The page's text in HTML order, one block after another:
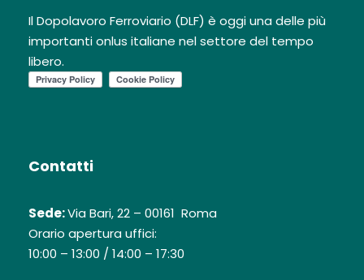
Il Dopolavoro Ferroviario (DLF) è oggi una delle più
importanti onlus italiane nel settore del tempo
libero.
Contatti
Sede:Via Bari, 22 – 00161 Roma
Orario apertura uffici:
10:00 – 13:00 / 14:00 – 17:30